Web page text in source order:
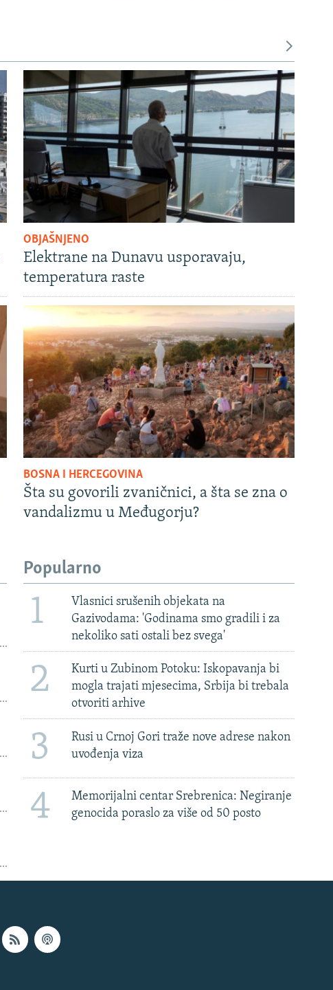
OBJAŠNJENO
Elektrane na Dunavu usporavaju,
temperatura raste
BOSNA I HERCEGOVINA
Šta su govorili zvaničnici, a šta se zna o
vandalizmu u Međugorju?
Popularno
1
Vlasnici srušenih objekata na
Gazivodama: 'Godinama smo gradili i za
nekoliko sati ostali bez svega'
2
Kurti u Zubinom Potoku: Iskopavanja bi
mogla trajati mjesecima, Srbija bi trebala
otvoriti arhive
3
Rusi u Crnoj Gori traže nove adrese nakon
uvođenja viza
4
Memorijalni centar Srebrenica: Negiranje
genocida poraslo za više od 50 posto